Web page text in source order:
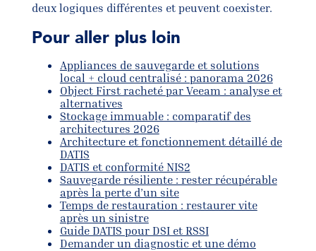
deux logiques différentes et peuvent coexister.
Pour aller plus loin
Appliances de sauvegarde et solutions
local + cloud centralisé : panorama 2026
Object First racheté par Veeam : analyse et
alternatives
Stockage immuable : comparatif des
architectures 2026
Architecture et fonctionnement détaillé de
DATIS
DATIS et conformité NIS2
Sauvegarde résiliente : rester récupérable
après la perte d’un site
Temps de restauration : restaurer vite
après un sinistre
Guide DATIS pour DSI et RSSI
Demander un diagnostic et une démo